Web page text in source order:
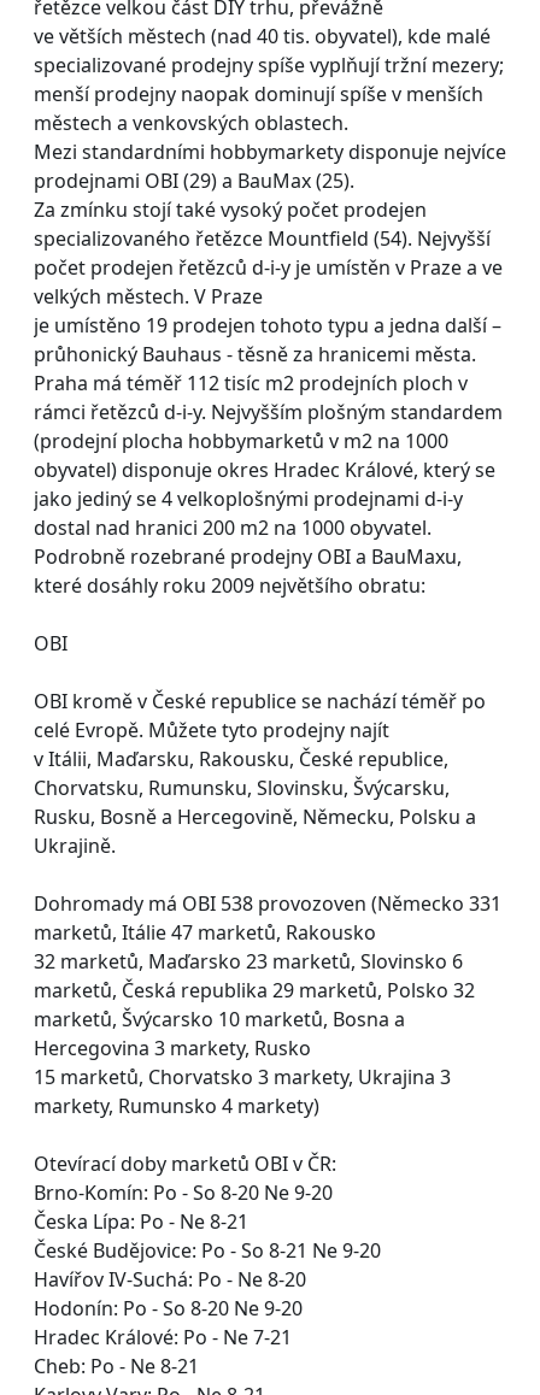
řetězce velkou část DIY trhu, převážně
ve větších městech (nad 40 tis. obyvatel), kde malé
specializované prodejny spíše vyplňují tržní mezery;
menší prodejny naopak dominují spíše v menších
městech a venkovských oblastech.
Mezi standardními hobbymarkety disponuje nejvíce
prodejnami OBI (29) a BauMax (25).
Za zmínku stojí také vysoký počet prodejen
specializovaného řetězce Mountfield (54). Nejvyšší
počet prodejen řetězců d-i-y je umístěn v Praze a ve
velkých městech. V Praze
je umístěno 19 prodejen tohoto typu a jedna další –
průhonický Bauhaus - těsně za hranicemi města.
Praha má téměř 112 tisíc m2 prodejních ploch v
rámci řetězců d-i-y. Nejvyšším plošným standardem
(prodejní plocha hobbymarketů v m2 na 1000
obyvatel) disponuje okres Hradec Králové, který se
jako jediný se 4 velkoplošnými prodejnami d-i-y
dostal nad hranici 200 m2 na 1000 obyvatel.
Podrobně rozebrané prodejny OBI a BauMaxu,
které dosáhly roku 2009 největšího obratu:
OBI
OBI kromě v České republice se nachází téměř po
celé Evropě. Můžete tyto prodejny najít
v Itálii, Maďarsku, Rakousku, České republice,
Chorvatsku, Rumunsku, Slovinsku, Švýcarsku,
Rusku, Bosně a Hercegovině, Německu, Polsku a
Ukrajině.
Dohromady má OBI 538 provozoven (Německo 331
marketů, Itálie 47 marketů, Rakousko
32 marketů, Maďarsko 23 marketů, Slovinsko 6
marketů, Česká republika 29 marketů, Polsko 32
marketů, Švýcarsko 10 marketů, Bosna a
Hercegovina 3 markety, Rusko
15 marketů, Chorvatsko 3 markety, Ukrajina 3
markety, Rumunsko 4 markety)
Otevírací doby marketů OBI v ČR:
Brno-Komín: Po - So 8-20 Ne 9-20
Česka Lípa: Po - Ne 8-21
České Budějovice: Po - So 8-21 Ne 9-20
Havířov IV-Suchá: Po - Ne 8-20
Hodonín: Po - So 8-20 Ne 9-20
Hradec Králové: Po - Ne 7-21
Cheb: Po - Ne 8-21